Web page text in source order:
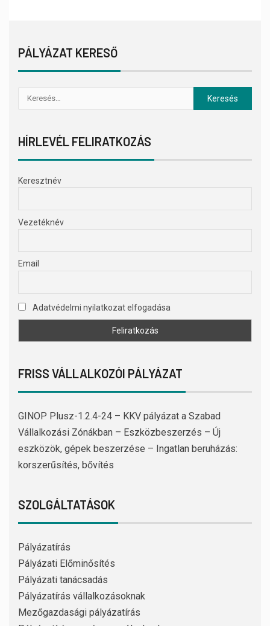
PÁLYÁZAT KERESŐ
HÍRLEVÉL FELIRATKOZÁS
Keresztnév
Vezetéknév
Email
Adatvédelmi nyilatkozat elfogadása
FRISS VÁLLALKOZÓI PÁLYÁZAT
GINOP Plusz-1.2.4-24 – KKV pályázat a Szabad
Vállalkozási Zónákban – Eszközbeszerzés – Új
eszközök, gépek beszerzése – Ingatlan beruházás:
korszerűsítés, bővítés
SZOLGÁLTATÁSOK
Pályázatírás
Pályázati Előminősítés
Pályázati tanácsadás
Pályázatírás vállalkozásoknak
Mezőgazdasági pályázatírás